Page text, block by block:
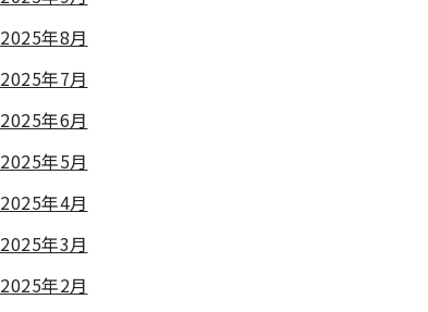
2025年8月
2025年7月
2025年6月
2025年5月
2025年4月
2025年3月
2025年2月